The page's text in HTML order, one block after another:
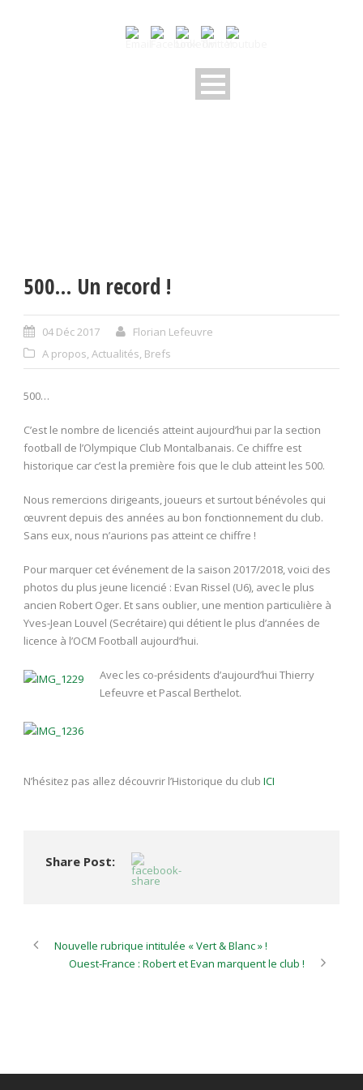
500… Un record !
04 Déc 2017
Florian Lefeuvre
A propos, Actualités, Brefs
500…
C’est le nombre de licenciés atteint aujourd’hui par la section
football de l’Olympique Club Montalbanais. Ce chiffre est
historique car c’est la première fois que le club atteint les 500.
Nous remercions dirigeants, joueurs et surtout bénévoles qui
œuvrent depuis des années au bon fonctionnement du club.
Sans eux, nous n’aurions pas atteint ce chiffre !
Pour marquer cet événement de la saison 2017/2018, voici des
photos du plus jeune licencié : Evan Rissel (U6), avec le plus
ancien Robert Oger. Et sans oublier, une mention particulière à
Yves-Jean Louvel (Secrétaire) qui détient le plus d’années de
licence à l’OCM Football aujourd’hui.
Avec les co-présidents d’aujourd’hui Thierry
Lefeuvre et Pascal Berthelot.
N’hésitez pas allez découvrir l’Historique du club ICI
Share Post:
Nouvelle rubrique intitulée « Vert & Blanc » !
Ouest-France : Robert et Evan marquent le club !